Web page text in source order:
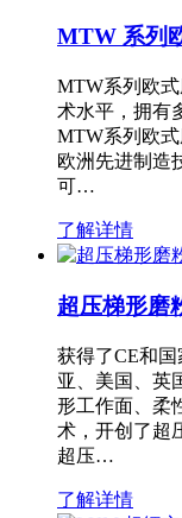
MTW 系列
MTW系列欧
术水平，拥有
MTW系列欧
欧洲先进制造
可…
了解详情
超压梯形磨
获得了CE和
亚、美国、英
形工作面、柔
术，开创了超
超压…
了解详情